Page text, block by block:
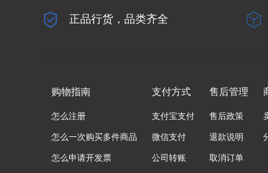
正品行货，品类齐全
购物指南
怎么注册
怎么一次购买多件商品
怎么申请开发票
支付方式
支付宝支付
微信支付
公司转账
售后管理
售后政策
退款说明
取消订单